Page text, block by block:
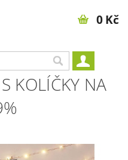
0 Kč
KOLÍČKY NA